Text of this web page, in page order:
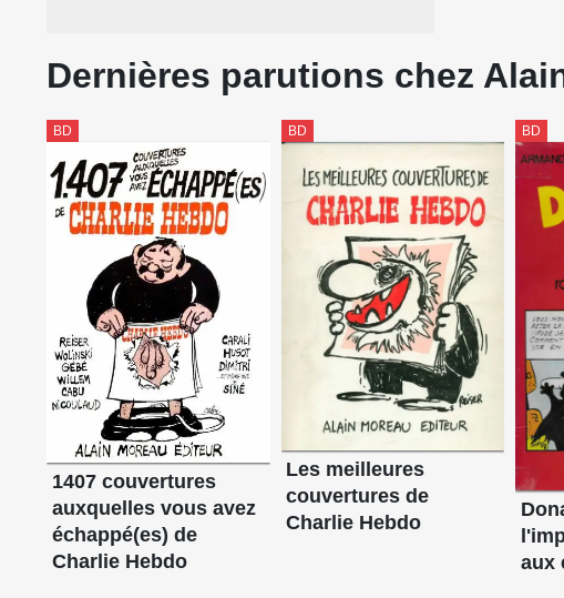
Dernières parutions chez
BD
1407 couvertures
auxquelles vous avez
échappé(es) de
Charlie Hebdo
BD
Les meilleures
couvertures de
Charlie Hebdo
BD
aux